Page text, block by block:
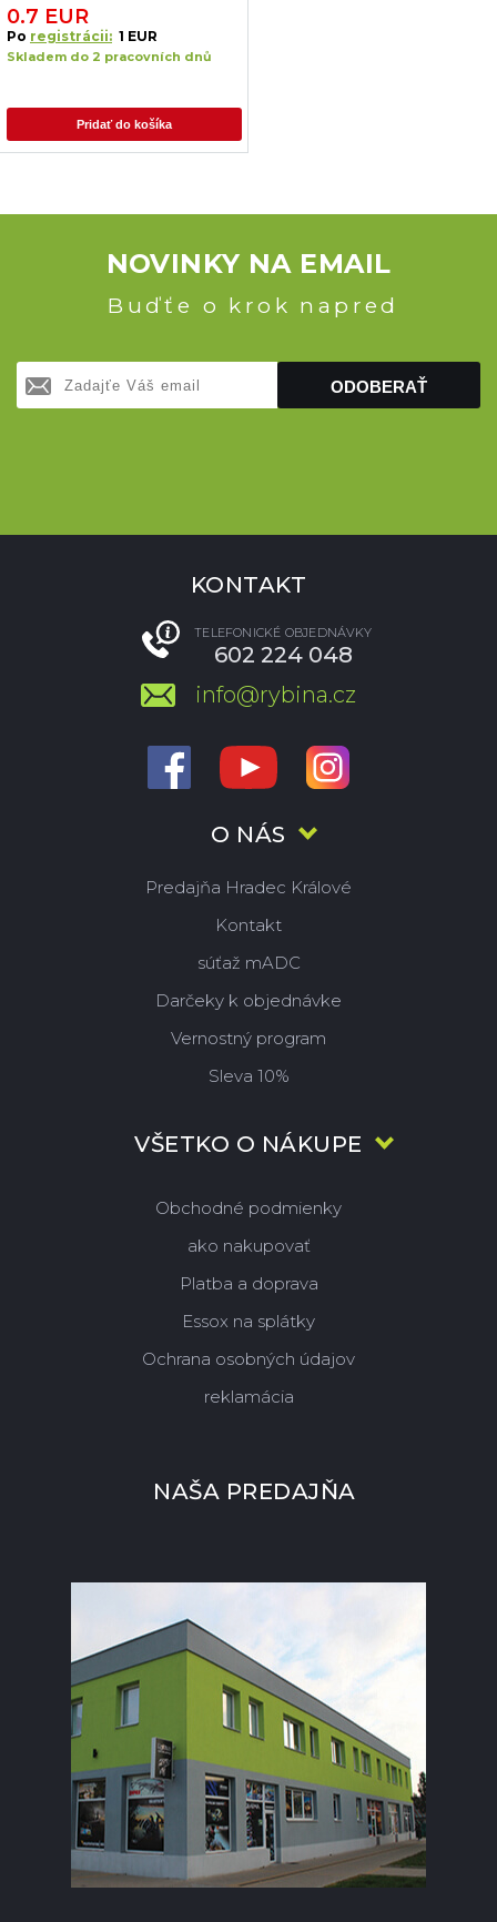
0.7 EUR
Po registrácii: 1 EUR
Skladem do 2 pracovních dnů
Pridať do košíka
NOVINKY NA EMAIL
Buďťe o krok napred
ODOBERAŤ
O NÁS
Predajňa Hradec Králové
Kontakt
súťaž mADC
Darčeky k objednávke
Vernostný program
Sleva 10%
VŠETKO O NÁKUPE
Obchodné podmienky
ako nakupovať
Platba a doprava
Essox na splátky
Ochrana osobných údajov
reklamácia
KONTAKT
TELEFONICKÉ OBJEDNÁVKY
602 224 048
info@rybina.cz
NAŠA PREDAJŇA